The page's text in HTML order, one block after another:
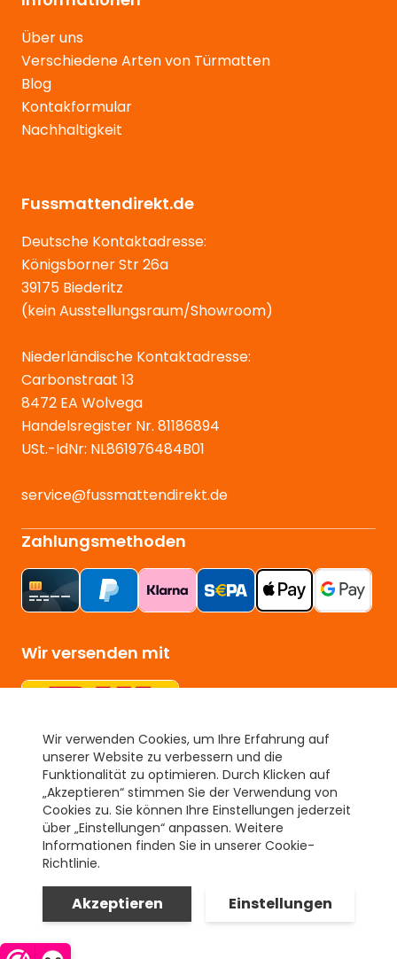
Wir verwenden Cookies, um Ihre Erfahrung auf
unserer Website zu verbessern und die
Funktionalität zu optimieren. Durch Klicken auf
„Akzeptieren“ stimmen Sie der Verwendung von
Cookies zu. Sie können Ihre Einstellungen jederzeit
über „Einstellungen“ anpassen. Weitere
Informationen finden Sie in unserer Cookie-
Richtlinie.
Akzeptieren Einstellungen
Über uns
Verschiedene Arten von Türmatten
Blog
Kontakformular
Nachhaltigkeit
Fussmattendirekt.de
Deutsche Kontaktadresse:
Königsborner Str 26a
39175 Biederitz
(kein Ausstellungsraum/Showroom)
Niederländische Kontaktadresse:
Carbonstraat 13
8472 EA Wolvega
Handelsregister Nr. 81186894
USt.-IdNr: NL861976484B01
service@fussmattendirekt.de
Zahlungsmethoden
Wir versenden mit
Unser Gütesiegel
© Fussmattendirekt. Alle Preise in EUR inkl. 19 % MwSt.
Datenschutzerklärun
AGB